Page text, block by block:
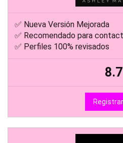
✅ Nueva Versión Mejorada
✅ Recomendado para
✅ Perfiles 100% revisados
8.7